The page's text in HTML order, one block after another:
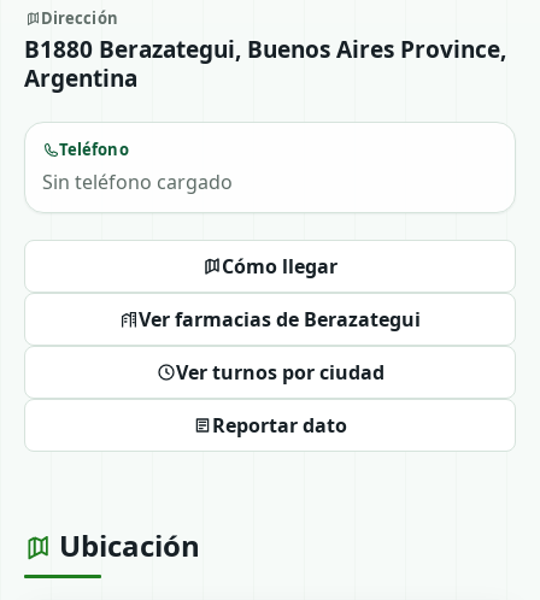
Dirección
B1880 Berazategui, Buenos Aires Province,
Argentina
Teléfono
Sin teléfono cargado
Cómo llegar
Ver farmacias de Berazategui
Ver turnos por ciudad
Reportar dato
Ubicación